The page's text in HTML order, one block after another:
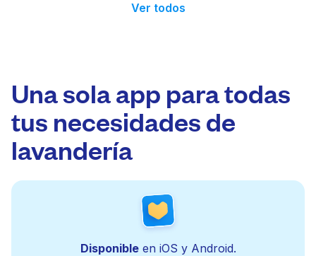
Ver todos
Una sola app para todas
tus necesidades de
lavandería
Disponibleen iOS y Android.